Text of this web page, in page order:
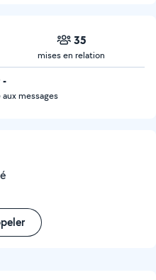
35
mises en relation
-
messages